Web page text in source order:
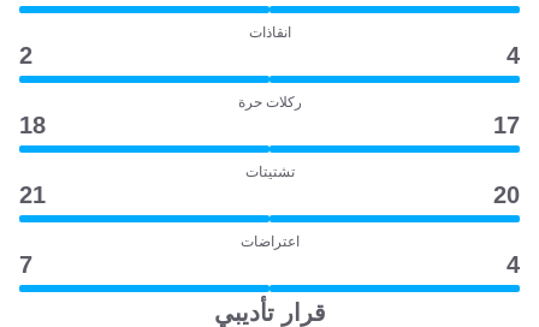
انقاذات
4
2
ركلات حرة
17
18
تشتيتات
20
21
اعتراضات
4
7
قرار تأديبي